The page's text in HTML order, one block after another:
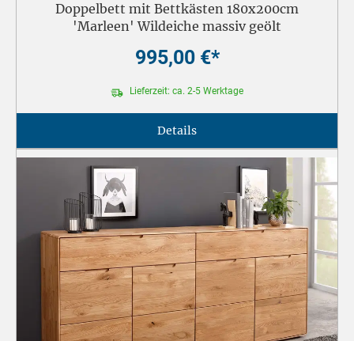
Doppelbett mit Bettkästen 180x200cm
'Marleen' Wildeiche massiv geölt
995,00 €*
Lieferzeit: ca. 2-5 Werktage
Details